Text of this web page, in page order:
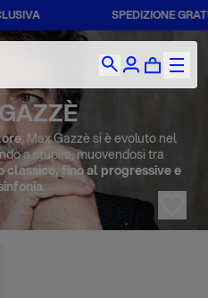
SPEDIZIONE
, Max Gazzè si è evoluto nel
a stupire, muovendosi tra
fino al progressive e
.